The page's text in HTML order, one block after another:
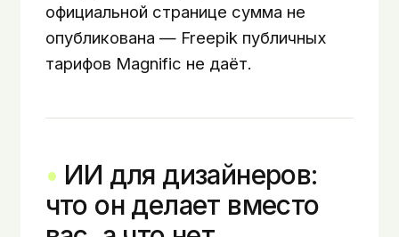
официальной странице сумма не
опубликована — Freepik публичных
тарифов Magnific не даёт.
ИИ для дизайнеров:
что он делает вместо